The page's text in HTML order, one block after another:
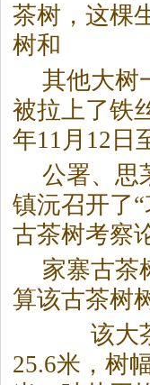
茶树，这棵
树和
其他大树
被拉上了铁
年11月12日
公署、思
镇沅召开了
古茶树考察
家寨古茶
算该古茶树
该大茶
25.6米，树